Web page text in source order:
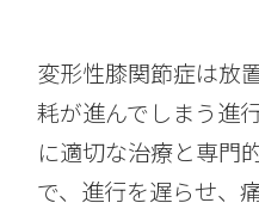
変形性膝関節症は放
耗が進んでしまう進
に適切な治療と専門
で、進行を遅らせ、